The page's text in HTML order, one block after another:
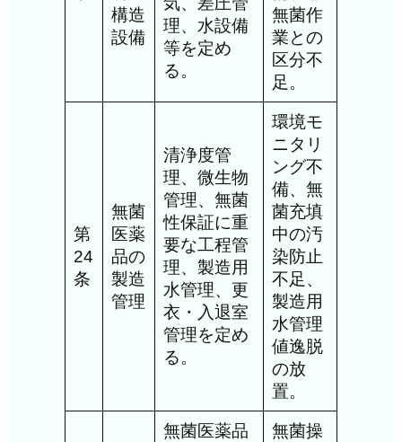
構造
設備
理、水設備
等を定め
る。
無菌作
業との
区分不
足。
第
24
条
無菌
医薬
品の
製造
管理
清浄度管
理、微生物
管理、無菌
性保証に重
要な工程管
理、製造用
水管理、更
衣・入退室
管理を定め
る。
環境モ
ニタリ
ング不
備、無
菌充填
中の汚
染防止
不足、
製造用
水管理
値逸脱
の放
置。
無菌医薬品
無菌操